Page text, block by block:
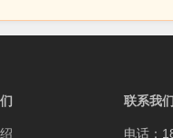
联系我们
电话：